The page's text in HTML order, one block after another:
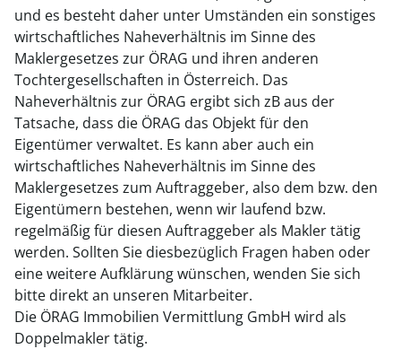
und es besteht daher unter Umständen ein sonstiges
wirtschaftliches Naheverhältnis im Sinne des
Maklergesetzes zur ÖRAG und ihren anderen
Tochtergesellschaften in Österreich. Das
Naheverhältnis zur ÖRAG ergibt sich zB aus der
Tatsache, dass die ÖRAG das Objekt für den
Eigentümer verwaltet. Es kann aber auch ein
wirtschaftliches Naheverhältnis im Sinne des
Maklergesetzes zum Auftraggeber, also dem bzw. den
Eigentümern bestehen, wenn wir laufend bzw.
regelmäßig für diesen Auftraggeber als Makler tätig
werden. Sollten Sie diesbezüglich Fragen haben oder
eine weitere Aufklärung wünschen, wenden Sie sich
bitte direkt an unseren Mitarbeiter.
Die ÖRAG Immobilien Vermittlung GmbH wird als
Doppelmakler tätig.